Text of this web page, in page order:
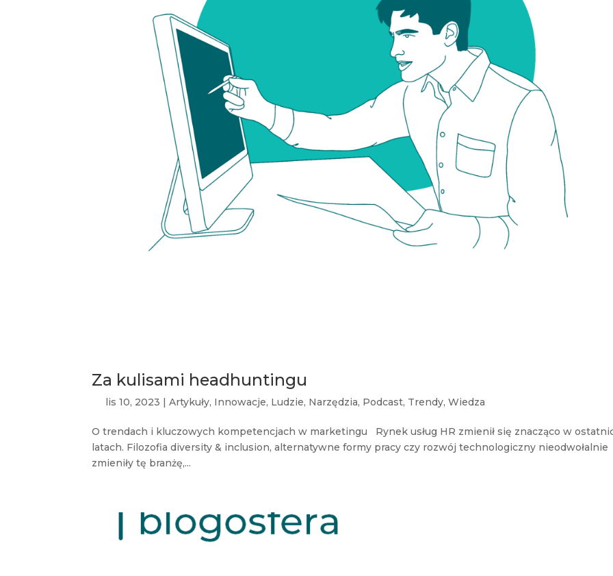
Za kulisami headhuntingu
lis 10, 2023 |Artykuły, Innowacje, Ludzie, Narzędzia, Podcast, Trendy,Wiedza
O trendach i kluczowych kompetencjach w marketingu Rynek usług HR zmienił się znacząco w
latach. Filozofia diversity & inclusion, alternatywne formy pracy czy rozwój technologiczny nieodwołalnie
zmieniły tę branżę,...